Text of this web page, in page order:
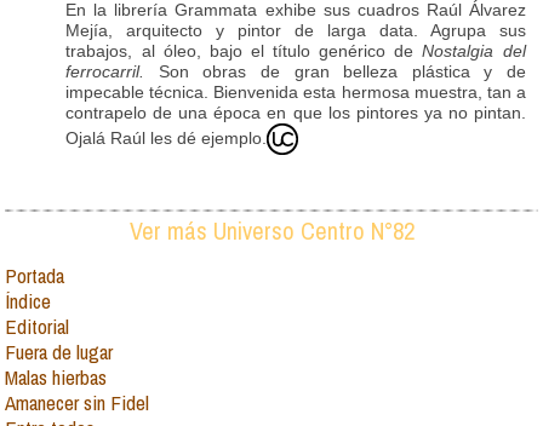
En la librería Grammata exhibe sus cuadros Raúl Álvarez
Mejía, arquitecto y pintor de larga data. Agrupa sus
trabajos, al óleo, bajo el título genérico deNostalgia del
ferrocarril.
Son obras de gran belleza plástica y de
impecable técnica. Bienvenida esta hermosa muestra, tan a
contrapelo de una época en que los pintores ya no pintan.
Ojalá Raúl les dé ejemplo.
Ver más Universo Centro N°82
Portada
Índice
Editorial
Fuera de lugar
Malas hierbas
Amanecer sin Fidel